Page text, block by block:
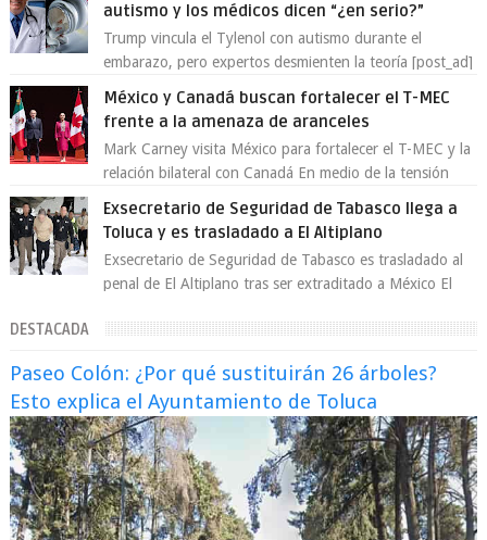
autismo y los médicos dicen “¿en serio?”
Trump vincula el Tylenol con autismo durante el
embarazo, pero expertos desmienten la teoría [post_ad]
México y Canadá buscan fortalecer el T-MEC
frente a la amenaza de aranceles
Mark Carney visita México para fortalecer el T-MEC y la
relación bilateral con Canadá En medio de la tensión
Exsecretario de Seguridad de Tabasco llega a
Toluca y es trasladado a El Altiplano
Exsecretario de Seguridad de Tabasco es trasladado al
penal de El Altiplano tras ser extraditado a México El
DESTACADA
Paseo Colón: ¿Por qué sustituirán 26 árboles?
Esto explica el Ayuntamiento de Toluca